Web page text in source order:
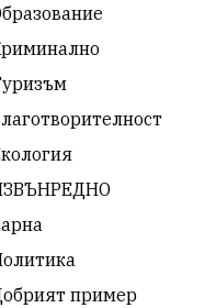
Карин дом
Ден на детето
Девня
Изложба
пример